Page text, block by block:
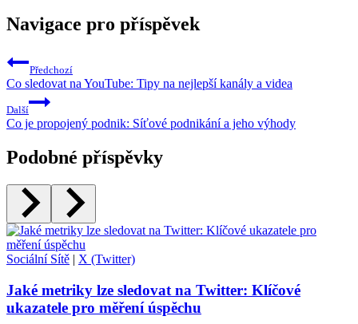
Navigace pro příspěvek
Předchozí
Co sledovat na YouTube: Tipy na nejlepší kanály a videa
Další
Co je propojený podnik: Síťové podnikání a jeho výhody
Podobné příspěvky
Sociální Sítě | X (Twitter)
Jaké metriky lze sledovat na Twitter: Klíčové
ukazatele pro měření úspěchu